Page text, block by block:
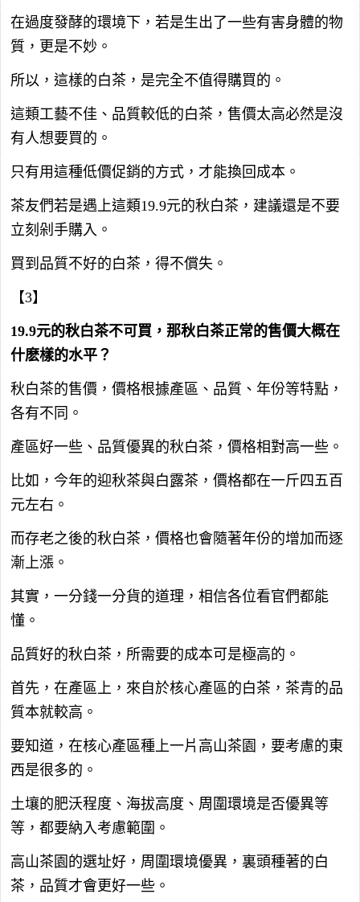
在過度發酵的環境下，若是生出了一些有害身體的物
質，更是不妙。
所以，這樣的白茶，是完全不值得購買的。
這類工藝不佳、品質較低的白茶，售價太高必然是沒
有人想要買的。
只有用這種低價促銷的方式，才能換回成本。
茶友們若是遇上這類19.9元的秋白茶，建議還是不要
立刻剁手購入。
買到品質不好的白茶，得不償失。
【3】
19.9元的秋白茶不可買，那秋白茶正常的售價大概在
什麽樣的水平？
秋白茶的售價，價格根據產區、品質、年份等特點，
各有不同。
產區好一些、品質優異的秋白茶，價格相對高一些。
比如，今年的迎秋茶與白露茶，價格都在一斤四五百
元左右。
而存老之後的秋白茶，價格也會隨著年份的增加而逐
漸上漲。
其實，一分錢一分貨的道理，相信各位看官們都能
懂。
品質好的秋白茶，所需要的成本可是極高的。
首先，在產區上，來自於核心產區的白茶，茶青的品
質本就較高。
要知道，在核心產區種上一片高山茶園，要考慮的東
西是很多的。
土壤的肥沃程度、海拔高度、周圍環境是否優異等
等，都要納入考慮範圍。
高山茶園的選址好，周圍環境優異，裏頭種著的白
茶，品質才會更好一些。